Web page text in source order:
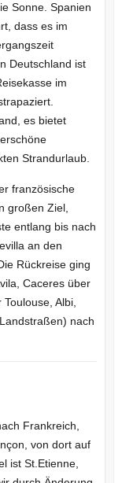
Sonne. Spanien
dass es im
Deutschland ist
im
es bietet
Strandurlaub.
französische
großen Ziel,
entlang bis nach
an den
Rückreise ging
Caceres über
Albi,
nach
Frankreich,
von dort auf
ist St.Etienne,